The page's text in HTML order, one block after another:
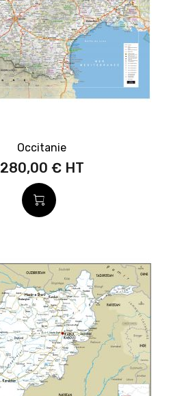
Occitanie
280,00 €